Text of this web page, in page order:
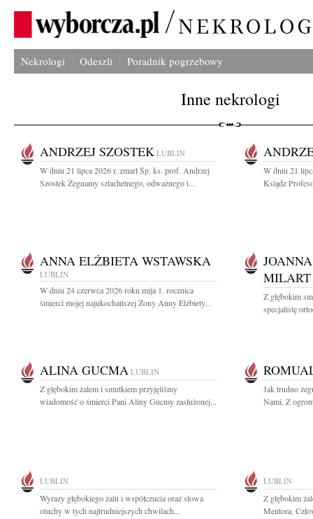
Nekrologi Odeszli Poradnik pogrzebowy
Inne nekrologi
ANDRZEJ SZOSTEK LUBLIN
W dniu 21 lipca 2026 r. zmarł Śp. ks. prof. Andrzej
Szostek Żegnamy szlachetnego, odważnego i...
W dniu 21
Ksiądz
ANNA ELŻBIETA WSTAWSKA
LUBLIN
W dniu 24 czerwca 2026 roku mija 1. rocznica
śmierci mojej najukochańszej Żony Anny Elżbiety...
MILART
Z głębokim
specjalistę
ALINA GUCMA LUBLIN
Z głębokim żalem i smutkiem przyjęliśmy
wiadomość o śmierci Pani Aliny Gucmy zasłużonej...
Jak trudno
Nami. Z
LUBLIN
Wyrazy głębokiego żalu i współczucia oraz słowa
otuchy w tych najtrudniejszych chwilach...
LUBLIN
Z głębokim
Mentora,